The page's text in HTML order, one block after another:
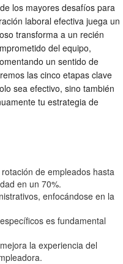
los mayores desafíos para
laboral efectiva juega un
transforma a un recién
del equipo,
un sentido de
las cinco etapas clave
sea efectivo, sino también
tu estrategia de
de empleados hasta
en un 70%.
enfocándose en la
es fundamental
la experiencia del